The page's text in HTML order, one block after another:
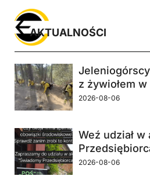
z żywiołem
2026-08-06
Weź udział
2026-08-06
AKTUALNOŚCI